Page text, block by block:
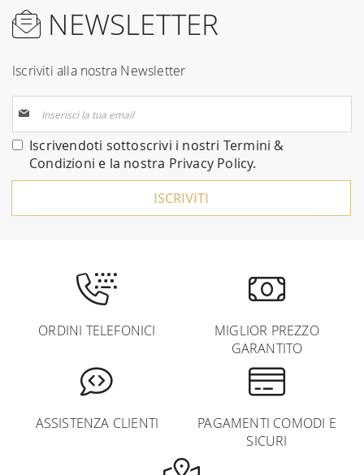
NEWSLETTER
Iscriviti alla nostra Newsletter
alla
nostra
Newsletter:
Iscrivendoti sottoscrivi i nostri Termini &
Condizioni e la nostra Privacy Policy.
ISCRIVITI
ORDINI TELEFONICI
MIGLIOR PREZZO
GARANTITO
ASSISTENZA CLIENTI
PAGAMENTI COMODI E
SICURI